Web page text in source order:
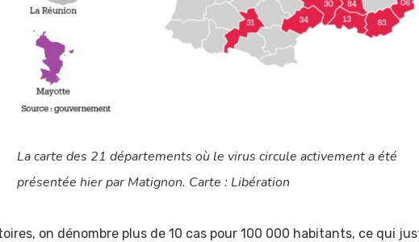
La carte des 21 départements où le virus circule activement a été
présentée hier par Matignon. Carte : Libération
on dénombre plus de 10 cas pour 100 000 habitants, ce qui